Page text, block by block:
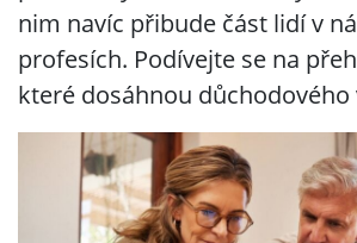
nim navíc přibude část lidí v
profesích. Podívejte se na
které dosáhnou důchodového